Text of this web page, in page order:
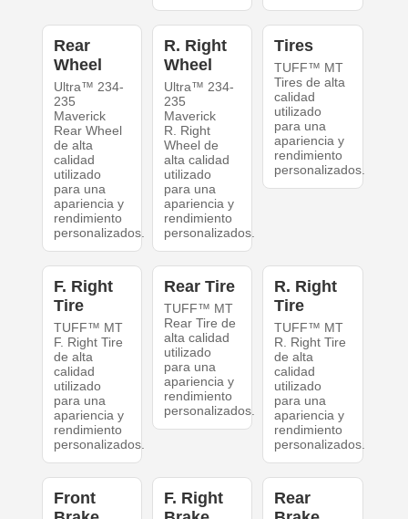
Rear
Wheel
Ultra™ 234-
235
Maverick
Rear Wheel
de alta
calidad
utilizado
para una
apariencia y
rendimiento
personalizados.
R. Right
Wheel
Ultra™ 234-
235
Maverick
R. Right
Wheel de
alta calidad
utilizado
para una
apariencia y
rendimiento
personalizados.
Tires
TUFF™ MT
Tires de alta
calidad
utilizado
para una
apariencia y
rendimiento
personalizados.
F. Right
Tire
TUFF™ MT
F. Right Tire
de alta
calidad
utilizado
para una
apariencia y
rendimiento
personalizados.
Rear Tire
TUFF™ MT
Rear Tire de
alta calidad
utilizado
para una
apariencia y
rendimiento
personalizados.
R. Right
Tire
TUFF™ MT
R. Right Tire
de alta
calidad
utilizado
para una
apariencia y
rendimiento
personalizados.
Front
F. Right
Rear